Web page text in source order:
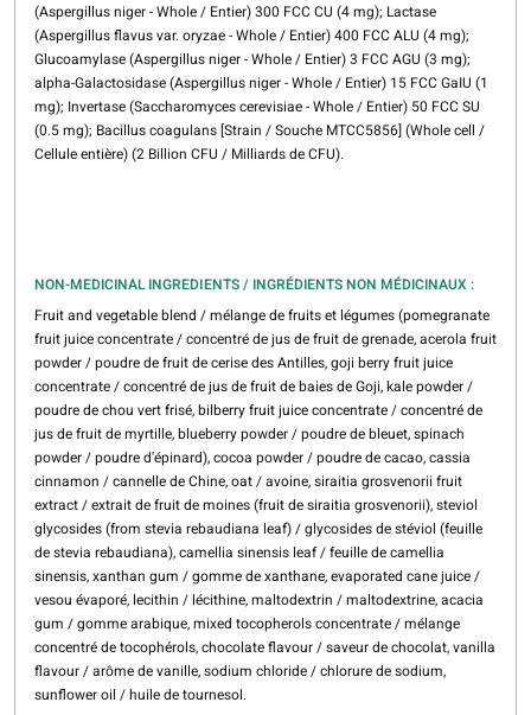
(Aspergillus niger - Whole / Entier) 300 FCC CU (4 mg); Lactase
(Aspergillus flavus var. oryzae - Whole / Entier) 400 FCC ALU (4 mg);
Glucoamylase (Aspergillus niger - Whole / Entier) 3 FCC AGU (3 mg);
alpha-Galactosidase (Aspergillus niger - Whole / Entier) 15 FCC GaIU (1
mg); Invertase (Saccharomyces cerevisiae - Whole / Entier) 50 FCC SU
(0.5 mg); Bacillus coagulans [Strain / Souche MTCC5856] (Whole cell /
Cellule entière) (2 Billion CFU / Milliards de CFU).
NON-MEDICINAL INGREDIENTS / INGRÉDIENTS NON MÉDICINAUX :
Fruit and vegetable blend / mélange de fruits et légumes (pomegranate
fruit juice concentrate / concentré de jus de fruit de grenade, acerola fruit
powder / poudre de fruit de cerise des Antilles, goji berry fruit juice
concentrate / concentré de jus de fruit de baies de Goji, kale powder /
poudre de chou vert frisé, bilberry fruit juice concentrate / concentré de
jus de fruit de myrtille, blueberry powder / poudre de bleuet, spinach
powder / poudre d'épinard), cocoa powder / poudre de cacao, cassia
cinnamon / cannelle de Chine, oat / avoine, siraitia grosvenorii fruit
extract / extrait de fruit de moines (fruit de siraitia grosvenorii), steviol
glycosides (from stevia rebaudiana leaf) / glycosides de stéviol (feuille
de stevia rebaudiana), camellia sinensis leaf / feuille de camellia
sinensis, xanthan gum / gomme de xanthane, evaporated cane juice /
vesou évaporé, lecithin / lécithine, maltodextrin / maltodextrine, acacia
gum / gomme arabique, mixed tocopherols concentrate / mélange
concentré de tocophérols, chocolate flavour / saveur de chocolat, vanilla
flavour / arôme de vanille, sodium chloride / chlorure de sodium,
sunflower oil / huile de tournesol.